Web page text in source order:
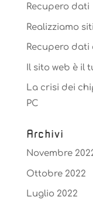
Recupero dati
Realizziamo
Recupero
Il sito web è il
La crisi dei
PC
Archivi
Novembre
Ottobre 2022
Luglio 2022